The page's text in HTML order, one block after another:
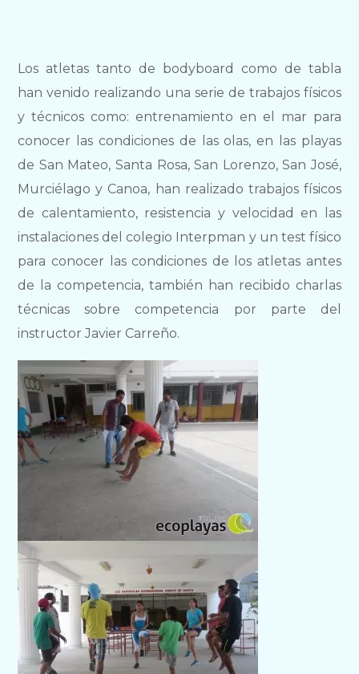
Los atletas tanto de bodyboard como de tabla
han venido realizando una serie de trabajos físicos
y técnicos como: entrenamiento en el mar para
conocer las condiciones de las olas, en las playas
de San Mateo, Santa Rosa, San Lorenzo, San José,
Murciélago y Canoa, han realizado trabajos físicos
de calentamiento, resistencia y velocidad en las
instalaciones del colegio Interpman y un test físico
para conocer las condiciones de los atletas antes
de la competencia, también han recibido charlas
técnicas sobre competencia por parte del
instructor Javier Carreño.